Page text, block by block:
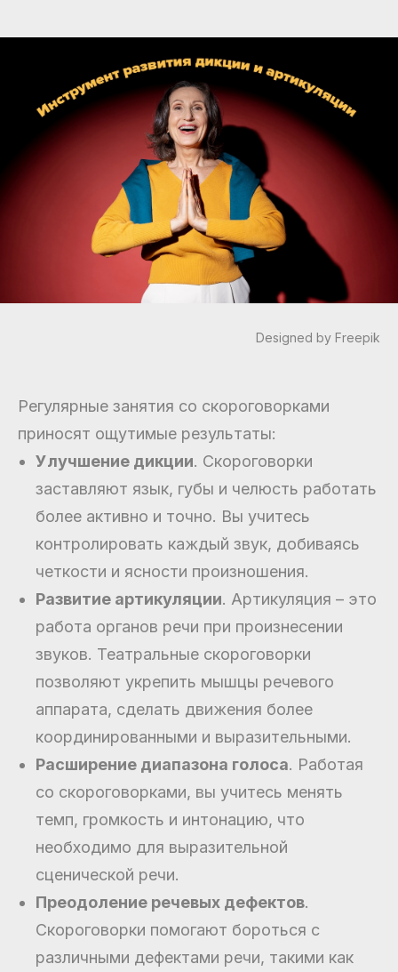
Designed by Freepik
Регулярные занятия со скороговорками
приносят ощутимые результаты:
Улучшение дикции. Скороговорки
заставляют язык, губы и челюсть работать
более активно и точно. Вы учитесь
контролировать каждый звук, добиваясь
четкости и ясности произношения.
Развитие артикуляции. Артикуляция – это
работа органов речи при произнесении
звуков. Театральные скороговорки
позволяют укрепить мышцы речевого
аппарата, сделать движения более
координированными и выразительными.
Расширение диапазона голоса. Работая
со скороговорками, вы учитесь менять
темп, громкость и интонацию, что
необходимо для выразительной
сценической речи.
Преодоление речевых дефектов.
Скороговорки помогают бороться с
различными дефектами речи, такими как